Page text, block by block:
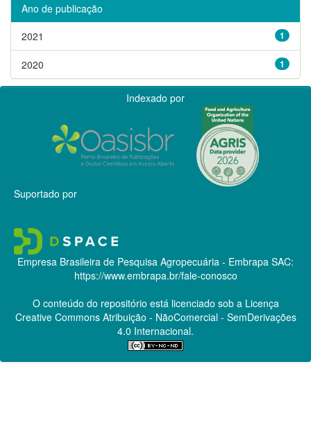
Ano de publicação
1
2021
1
2020
Indexado por
Suportado por
Empresa Brasileira de Pesquisa Agropecuária - Embrapa SAC:
https://www.embrapa.br/fale-conosco
O conteúdo do repositório está licenciado sob a Licença
Creative CommonsAtribuição - NãoComercial - SemDerivações
4.0 Internacional.